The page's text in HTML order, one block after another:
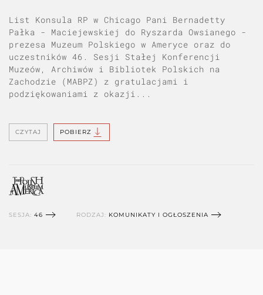
List Konsula RP w Chicago Pani Bernadetty
Pałka - Maciejewskiej do Ryszarda Owsianego -
prezesa Muzeum Polskiego w Ameryce oraz do
uczestników 46. Sesji Stałej Konferencji
Muzeów, Archiwów i Bibliotek Polskich na
Zachodzie (MABPZ) z gratulacjami i
podziękowaniami z okazji...
CZYTAJ POBIERZ
SESJA: 46 RODZAJ: KOMUNIKATY I OGŁOSZENIA